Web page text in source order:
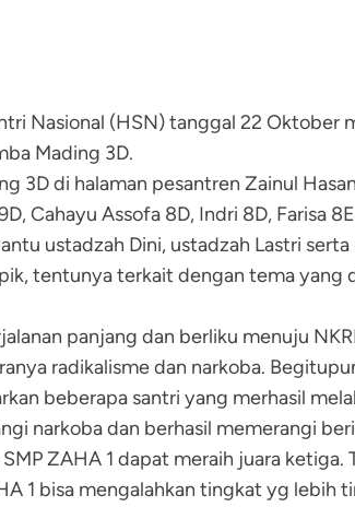
Nasional (HSN) tanggal 22 Oktober
Mading 3D.
3D di halaman pesantren Zainul
Cahayu Assofa 8D, Indri 8D, Farisa
ustadzah Dini, ustadzah Lastri
tentunya terkait dengan tema
panjang dan berliku menuju
radikalisme dan narkoba.
beberapa santri yang merhasil
narkoba dan berhasil memerangi
ZAHA 1 dapat meraih juara
1 bisa mengalahkan tingkat yg lebih